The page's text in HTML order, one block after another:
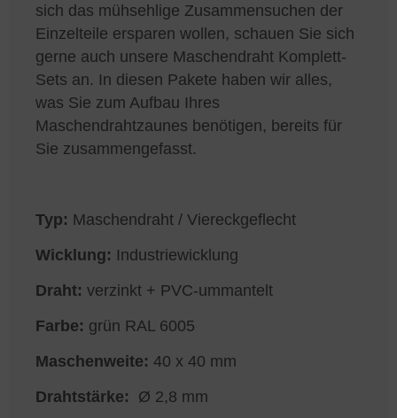
sich das mühsehlige Zusammensuchen der
Einzelteile ersparen wollen, schauen Sie sich
gerne auch unsere Maschendraht Komplett-
Sets an. In diesen Pakete haben wir alles,
was Sie zum Aufbau Ihres
Maschendrahtzaunes benötigen, bereits für
Sie zusammengefasst.
Typ: Maschendraht / Viereckgeflecht
Wicklung: Industriewicklung
Draht: verzinkt + PVC-ummantelt
Farbe: grün RAL 6005
Maschenweite: 40 x 40 mm
Drahtstärke: Ø 2,8 mm